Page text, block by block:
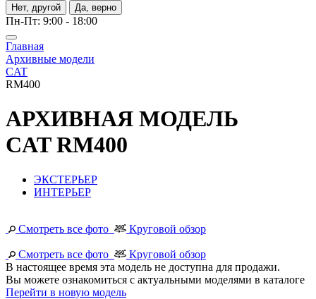
Нет, другой Да, верно
Пн-Пт: 9:00 - 18:00
Главная
Архивные модели
CAT
RM400
АРХИВНАЯ МОДЕЛЬ
CAT RM400
ЭКСТЕРЬЕР
ИНТЕРЬЕР
Смотреть все фото Круговой обзор
Смотреть все фото
Круговой обзор
В настоящее время эта модель не доступна для продажи.
Вы можете ознакомиться с актуальными моделями в каталоге
Перейти в новую модель